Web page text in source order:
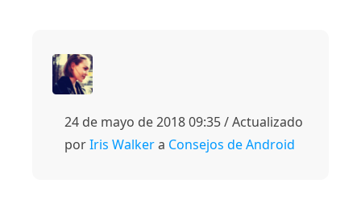
24 de mayo de 2018 09:35 / Actualizado
porIris Walkera Consejos de Android